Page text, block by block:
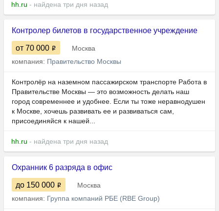
hh.ru - найдена три дня назад
Контролер билетов в государственное учреждение
от 70 000
Москва
компания: Правительство Москвы
Контролёр на наземном пассажирском транспорте Работа в
Правительстве Москвы — это возможность делать наш
город современнее и удобнее. Если ты тоже неравнодушен
к Москве, хочешь развивать ее и развиваться сам,
присоединяйся к нашей...
hh.ru - найдена три дня назад
Охранник 6 разряда в офис
до 150 000
Москва
компания: Группа компаний РБЕ (RBE Group)